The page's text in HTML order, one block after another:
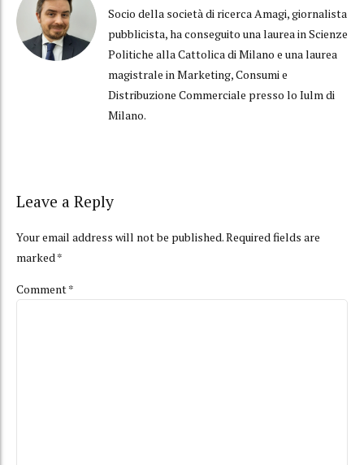
Socio della società di ricerca Amagi, giornalista
pubblicista, ha conseguito una laurea in Scienze
Politiche alla Cattolica di Milano e una laurea
magistrale in Marketing, Consumi e
Distribuzione Commerciale presso lo Iulm di
Milano.
Leave a Reply
Your email address will not be published. Required fields are
marked *
Comment*